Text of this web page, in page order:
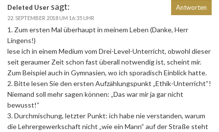
Deleted User sagt:
22. SEPTEMBER 2018 UM 16:35 UHR
1. Zum ersten Mal überhaupt in meinem Leben (Danke, Herr
Lingens!)
lese ich in einem Medium vom Drei-Level-Unterricht, obwohl dieser
seit geraumer Zeit schon fast überall notwendig ist, scheint mir.
Zum Beispiel auch in Gymnasien, wo ich sporadisch Einblick hatte.
2. Bitte lesen Sie den ersten Aufzählungspunkt „Ethik-Unterricht“!
Niemand soll mehr sagen können: „Das war mir ja gar nicht
bewusst!“
3. Durchmischung, letzter Punkt: ich habe nie verstanden, warum
die Lehrergewerkschaft nicht „wie ein Mann“ auf der Straße steht
Antworten